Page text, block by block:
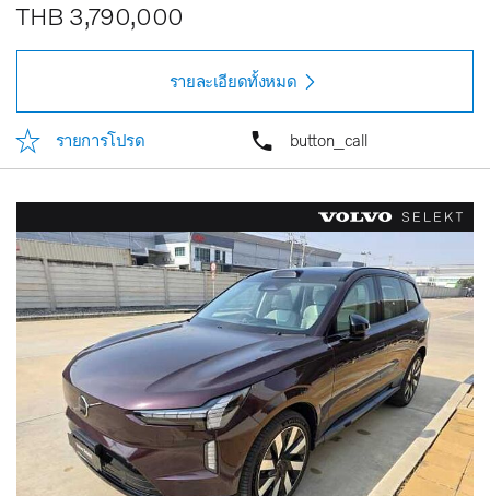
THB 3,790,000
รายละเอียดทั้งหมด
รายการโปรด button_call